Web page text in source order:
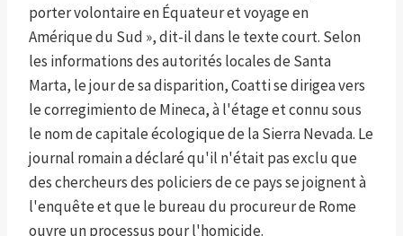
porter volontaire en Équateur et voyage en
Amérique du Sud », dit-il dans le texte court. Selon
les informations des autorités locales de Santa
Marta, le jour de sa disparition, Coatti se dirigea vers
le corregimiento de Mineca, à l'étage et connu sous
le nom de capitale écologique de la Sierra Nevada. Le
journal romain a déclaré qu'il n'était pas exclu que
des chercheurs des policiers de ce pays se joignent à
l'enquête et que le bureau du procureur de Rome
ouvre un processus pour l'homicide.